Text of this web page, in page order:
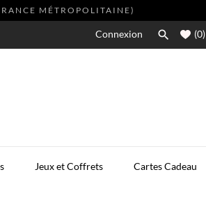
MÉTROPOLITAINE)
Connexion  (0)
Jeux et Coffrets Cartes Cadeau